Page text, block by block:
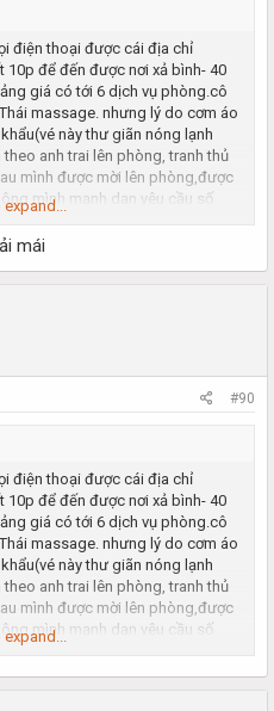
điện thoại được cái địa chỉ
để đến được nơi xả bình- 40
giá có tới 6 dịch vụ phòng.cô
massage. nhưng lý do cơm áo
này thư giãn nóng lạnh
anh trai lên phòng, tranh thủ
mình được mời lên phòng,được
mạnh dạn yêu cầu số
bước xông hơi, tắm rửa
đề chính. nói chung phòng ốc
cô đơn lâu ngày ^^. kéo tay
khoảng 10p mới chịu để em nó
thư giãn trước rồi mới đấm bóp
dâm. biết ngay gặp đúng đối thủ,
cuộc.nó kêu gọi thêm 2 bàn
rên nghe rất tình cảm). thằng
chăm sóc hết mức.lúc ngậm đá
chịu nổi.bác nào sinh lý hơi yếu
20p sảng khoái mình kết thúc
quên cám ơn thằng bạn đã chia
thử đi, chúc các bạn vui vẻ!
mái
#90
điện thoại được cái địa chỉ
để đến được nơi xả bình- 40
giá có tới 6 dịch vụ phòng.cô
massage. nhưng lý do cơm áo
này thư giãn nóng lạnh
anh trai lên phòng, tranh thủ
mình được mời lên phòng,được
mạnh dạn yêu cầu số
bước xông hơi, tắm rửa